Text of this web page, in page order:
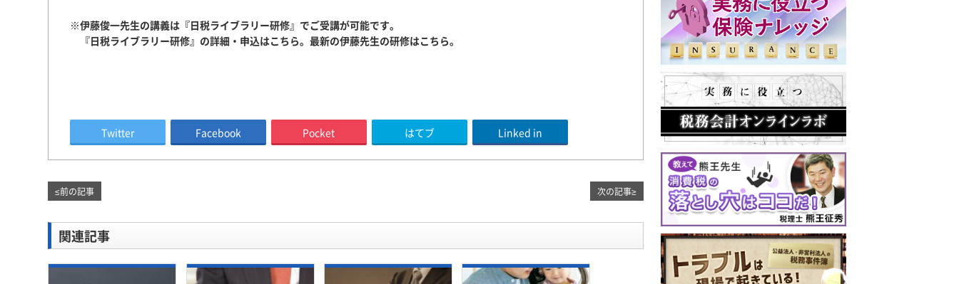
※伊藤俊一先生の講義は『日税ライブラリー研修』でご受講が可能です。
『日税ライブラリー研修』の詳細・申込はこちら。最新の伊藤先生の研修はこちら。
Twitter Facebook Pocket はてブ Linked in
≤前の記事 次の記事≥
関連記事